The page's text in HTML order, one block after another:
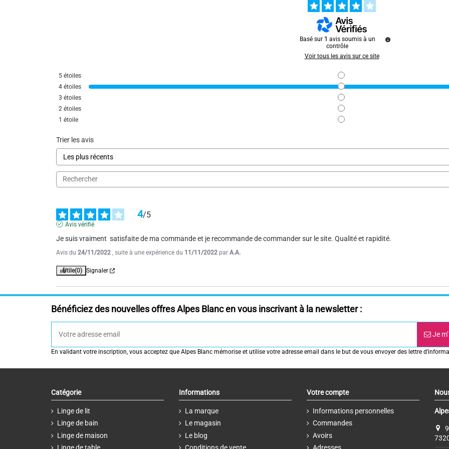
Basé sur 1 avis soumis à un
contrôle
Voir tous les avis sur ce site
5 étoiles
4 étoiles
3 étoiles
2 étoiles
1 étoile
Trier les avis
4/5
Avis vérifié
Je suis vraiment  satisfaite de ma commande et je recommande de commander sur le site. Qualité et rapidité.
Avis du 24/11/2022 , suite à une expérience du 11/11/2022 par A.A.
Utile(0) Signaler
Bénéficiez des nouvelles offres Alpes Blanc en vous inscrivant à la newsletter :
Je
En validant votre inscription, vous acceptez que Alpes Blanc mémorise et utilise votre adresse email dans le but de vous envoyer des lettre
Catégorie
Linge de lit
Linge de bain
Linge de maison
Informations
La marque
Le magasin
Le blog
Votre compte
Informations personnelles
Commandes
Avoirs